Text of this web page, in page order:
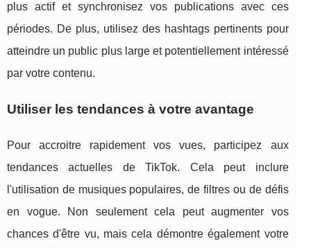
plus actif et synchronisez vos publications avec ces
périodes. De plus, utilisez des hashtags pertinents pour
atteindre un public plus large et potentiellement intéressé
par votre contenu.
Utiliser les tendances à votre avantage
Pour accroitre rapidement vos vues, participez aux
tendances actuelles de TikTok. Cela peut inclure
l'utilisation de musiques populaires, de filtres ou de défis
en vogue. Non seulement cela peut augmenter vos
chances d'être vu, mais cela démontre également votre